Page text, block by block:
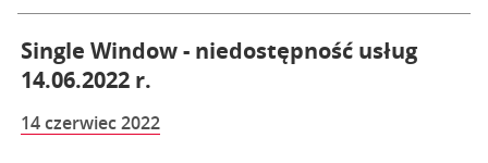
Single Window - niedostępność usług
14.06.2022 r.
14 czerwiec 2022